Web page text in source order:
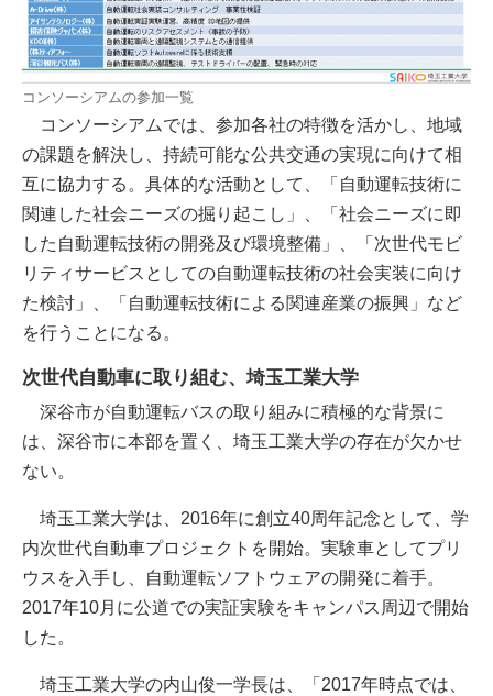
コンソーシアムの参加一覧
コンソーシアムでは、参加各社の特徴を活かし、地域
の課題を解決し、持続可能な公共交通の実現に向けて相
互に協力する。具体的な活動として、「自動運転技術に
関連した社会ニーズの掘り起こし」、「社会ニーズに即
した自動運転技術の開発及び環境整備」、「次世代モビ
リティサービスとしての自動運転技術の社会実装に向け
た検討」、「自動運転技術による関連産業の振興」など
を行うことになる。
次世代自動車に取り組む、埼玉工業大学
深谷市が自動運転バスの取り組みに積極的な背景に
は、深谷市に本部を置く、埼玉工業大学の存在が欠かせ
ない。
埼玉工業大学は、2016年に創立40周年記念として、学
内次世代自動車プロジェクトを開始。実験車としてプリ
ウスを入手し、自動運転ソフトウェアの開発に着手。
2017年10月に公道での実証実験をキャンパス周辺で開始
した。
埼玉工業大学の内山俊一学長は、「2017年時点では、